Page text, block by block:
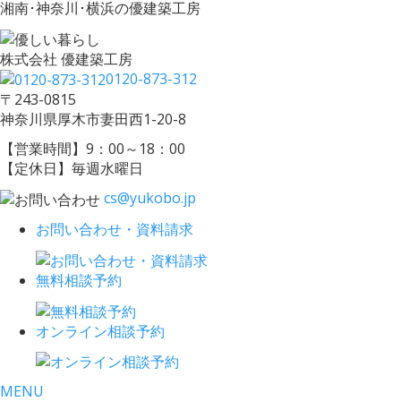
湘南･神奈川･横浜の優建築工房
株式会社 優建築工房
0120-873-312
〒243-0815
神奈川県厚木市妻田西1-20-8
【営業時間】9：00～18：00
【定休日】毎週水曜日
cs@yukobo.jp
お問い合わせ・資料請求
無料相談予約
オンライン相談予約
MENU